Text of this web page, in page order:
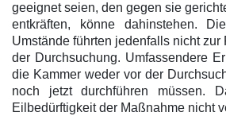
geeignet seien, den gegen sie
entkräften, könne dahinstehen.
Umstände führten jedenfalls nicht zur
der Durchsuchung. Umfassendere
die Kammer weder vor der
noch jetzt durchführen müssen.
Eilbedürftigkeit der Maßnahme nicht